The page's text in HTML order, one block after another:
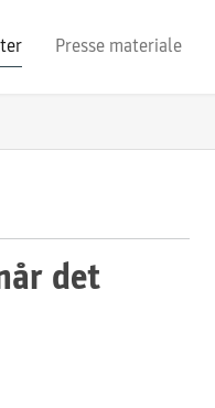
Presse materiale
det